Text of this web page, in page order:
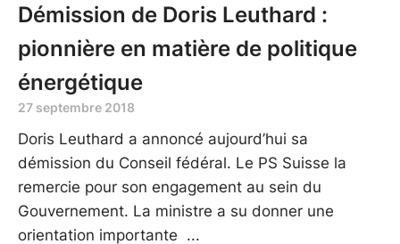
Démission de Doris Leuthard :
pionnière en matière de politique
énergétique
27 septembre 2018
Doris Leuthard a annoncé aujourd’hui sa
démission du Conseil fédéral. Le PS Suisse la
remercie pour son engagement au sein du
Gouvernement. La ministre a su donner une
orientation importante